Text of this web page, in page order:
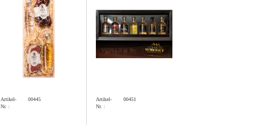
Artikel-
Nr. :
00445
Artikel-
Nr. :
00451